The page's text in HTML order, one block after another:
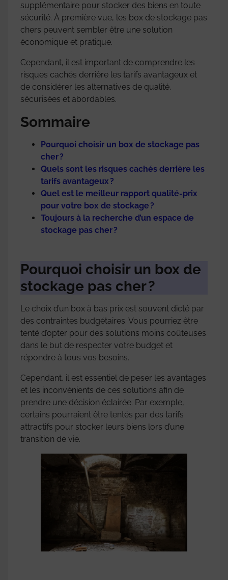
supplémentaire pour stocker des biens en toute
sécurité. À première vue, les box de stockage pas
chers peuvent sembler être une solution
économique et pratique.
Cependant, il est important de comprendre les
risques cachés derrière les tarifs avantageux et
de considérer les alternatives de qualité,
sécurisées et abordables.
Sommaire
Pourquoi choisir un box de stockage pas
cher ?
Quels sont les risques cachés derrière les
tarifs avantageux ?
Quel est le meilleur rapport qualité-prix
pour votre box de stockage ?
Toujours à la recherche d’un espace de
stockage pas cher ?
Pourquoi choisir un box de
stockage pas cher ?
Le choix d’un box à bas prix est souvent dicté par
des contraintes budgétaires. Vous pourriez être
tenté d’opter pour des solutions moins coûteuses
dans le but de respecter votre budget et
répondre à tous vos besoins.
Cependant, il est essentiel de peser les avantages
et les inconvénients de ces solutions afin de
prendre une décision éclairée. Par exemple,
certains pourraient être tentés par des tarifs
attractifs pour stocker leurs biens lors d’une
transition de vie.